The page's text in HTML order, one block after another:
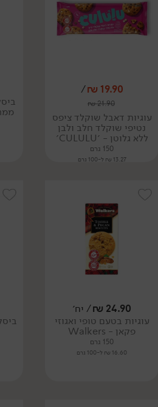
19.90
₪
/
21.90
₪
עוגיות דאבל שוקלד ציפס
נטיפי שוקלד חלב ולבן
ללא גלוטן - ׳CULULU׳
150 גרם
13.27 ₪ ל-100 גרם
24.90
₪/ יח׳
עוגיות בטעם טופי ואגוזי
פקאן - Walkers
150 גרם
16.60 ₪ ל-100 גרם